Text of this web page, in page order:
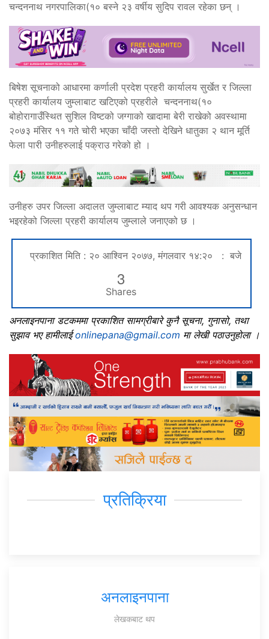
चन्दननाथ नगरपालिका(१० बस्ने २३ वर्षीय सुदिप रावल रहेका छन् ।
बिषेश सूचनाको आधारमा कर्णाली प्रदेश प्रहरी कार्यालय सुर्खेत र जिल्ला
प्रहरी कार्यालय जुम्लाबाट खटिएको प्रहरीले चन्दननाथ(१०
बोहोरागाउँस्थित सुशिल विष्टको जग्गाको खादामा बेरी राखेको अवस्थामा
२०७३ मंसिर ११ गते चोरी भएका चाँदी जस्तो देखिने धातुका २ थान मूर्ति
फेला पारी उनीहरुलाई पक्राउ गरेको हो ।
उनीहरु उपर जिल्ला अदालत जुम्लाबाट म्याद थप गरी आवश्यक अनुसन्धान
भइरहेको जिल्ला प्रहरी कार्यालय जुम्लाले जनाएको छ ।
प्रकाशित मिति : २० आश्विन २०७७, मंगलवार १४:२० : बजे
3
Shares
अनलाइनपाना डटकममा प्रकाशित सामग्रीबारे कुनै सूचना, गुनासो, तथा
सुझाव भए हामीलाईonlinepana@gmail.com मा लेखी पठाउनुहोला ।
प्रतिक्रिया
अनलाइनपाना
लेखकबाट थप